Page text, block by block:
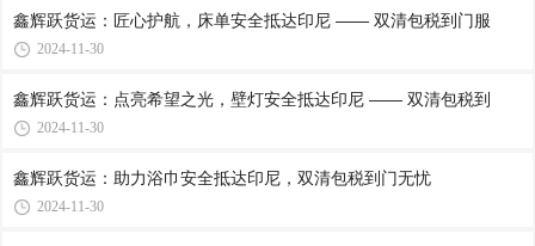
鑫辉跃货运：匠心护航，床单安全抵达印尼 —— 双清包税到门服
2024-11-30
鑫辉跃货运：点亮希望之光，壁灯安全抵达印尼 —— 双清包税到
2024-11-30
鑫辉跃货运：助力浴巾安全抵达印尼，双清包税到门无忧
2024-11-30